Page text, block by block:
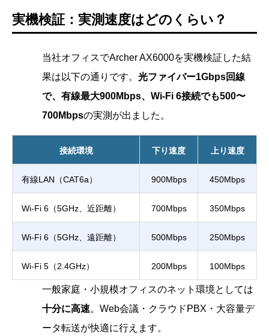
実機検証：実測速度はどのくらい？
当社オフィスでArcher AX6000を実機検証した結
果は以下の通りです。 光ファイバー1Gbps回線
で、有線最大900Mbps、Wi-Fi 6接続でも500〜
700Mbpsの実測が出ました。
接続環境 下り速度 上り速度
有線LAN（CAT6a） 900Mbps 450Mbps
Wi-Fi 6（5GHz、近距離） 700Mbps 350Mbps
Wi-Fi 6（5GHz、遠距離） 500Mbps 250Mbps
Wi-Fi 5（2.4GHz） 200Mbps 100Mbps
一般家庭・小規模オフィスのネット環境としては
十分に高速。Web会議・クラウドPBX・大容量デ
ータ転送が快適に行えます。